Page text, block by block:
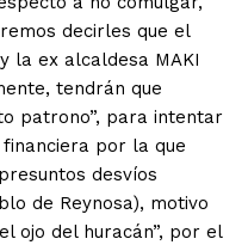
decirles que el
la ex alcaldesa MAKI
tendrán que
patrono”, para intentar
por la que
desvíos
de Reynosa), motivo
ojo del huracán”, por el